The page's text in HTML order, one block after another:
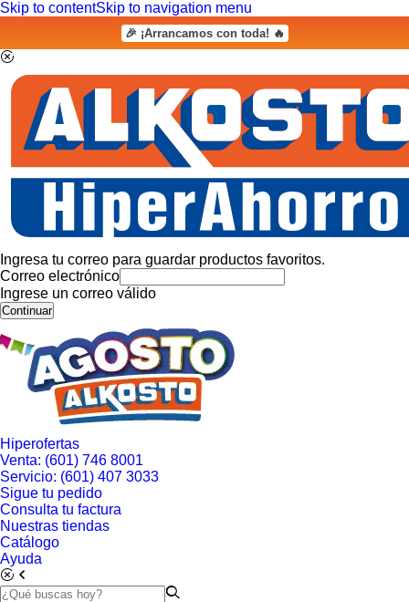
Skip to contentSkip to navigation menu
🎉 ¡Arrancamos con toda! 🔥
Ingresa tu correo para guardar productos favoritos.
Correo electrónico
Ingrese un correo válido
Continuar
Hiperofertas
Venta: (601) 746 8001
Servicio: (601) 407 3033
Sigue tu pedido
Consulta tu factura
Nuestras tiendas
Catálogo
Ayuda